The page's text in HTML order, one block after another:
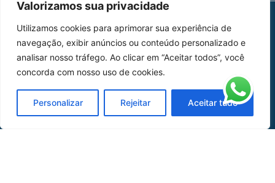
Valorizamos sua privacidade
Utilizamos cookies para aprimorar sua experiência de
navegação, exibir anúncios ou conteúdo personalizado e
analisar nosso tráfego. Ao clicar em “Aceitar todos”, você
concorda com nosso uso de cookies.
Personalizar Rejeitar Aceitar tudo
MAPA DO SITE
Home Sobre Nós
Peças
Catálogo de Aplicações